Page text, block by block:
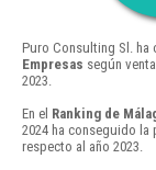
Puro Consulting Sl. ha
Empresas según
2023.
En el Ranking de
2024 ha conseguido la
respecto al año 2023.